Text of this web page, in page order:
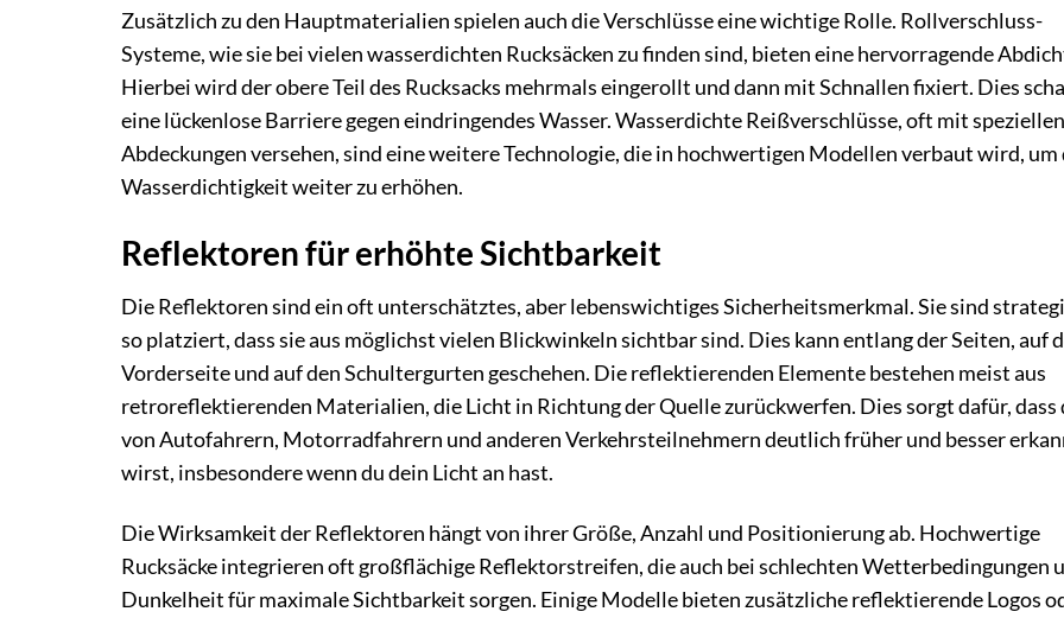
Zusätzlich zu den Hauptmaterialien spielen auch die Verschlüsse eine wichtige Rolle. Rollverschluss-
Systeme, wie sie bei vielen wasserdichten Rucksäcken zu finden sind, bieten eine hervorragende
Hierbei wird der obere Teil des Rucksacks mehrmals eingerollt und dann mit Schnallen fixiert. Dies
eine lückenlose Barriere gegen eindringendes Wasser. Wasserdichte Reißverschlüsse, oft mit speziellen
Abdeckungen versehen, sind eine weitere Technologie, die in hochwertigen Modellen verbaut wird, um
Wasserdichtigkeit weiter zu erhöhen.
Reflektoren für erhöhte Sichtbarkeit
Die Reflektoren sind ein oft unterschätztes, aber lebenswichtiges Sicherheitsmerkmal. Sie sind
so platziert, dass sie aus möglichst vielen Blickwinkeln sichtbar sind. Dies kann entlang der Seiten, auf
Vorderseite und auf den Schultergurten geschehen. Die reflektierenden Elemente bestehen meist aus
retroreflektierenden Materialien, die Licht in Richtung der Quelle zurückwerfen. Dies sorgt dafür, dass
von Autofahrern, Motorradfahrern und anderen Verkehrsteilnehmern deutlich früher und besser
wirst, insbesondere wenn du dein Licht an hast.
Die Wirksamkeit der Reflektoren hängt von ihrer Größe, Anzahl und Positionierung ab. Hochwertige
Rucksäcke integrieren oft großflächige Reflektorstreifen, die auch bei schlechten Wetterbedingungen
Dunkelheit für maximale Sichtbarkeit sorgen. Einige Modelle bieten zusätzliche reflektierende Logos